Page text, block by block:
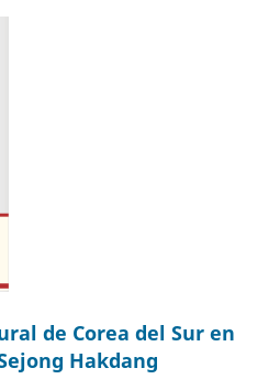
de Corea del Sur en
Hakdang